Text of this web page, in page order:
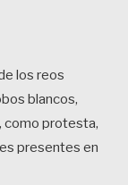
los reos
blancos,
como protesta,
presentes en